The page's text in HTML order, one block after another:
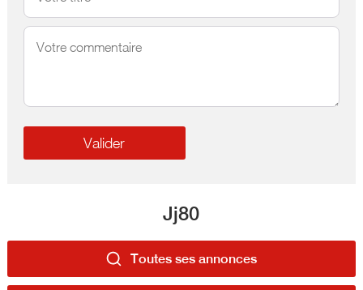
Jj80
Toutes ses annonces